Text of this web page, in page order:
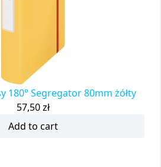
180° Segregator 80mm żółty
57,50zł
Add to cart